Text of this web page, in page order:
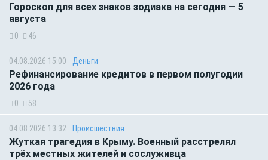
Гороскоп для всех знаков зодиака на сегодня — 5
августа
0 46
04.08.2026 15:00 Деньги
Рефинансирование кредитов в первом полугодии
2026 года
0 58
04.08.2026 13:32 Происшествия
Жуткая трагедия в Крыму. Военный расстрелял
трёх местных жителей и сослуживца